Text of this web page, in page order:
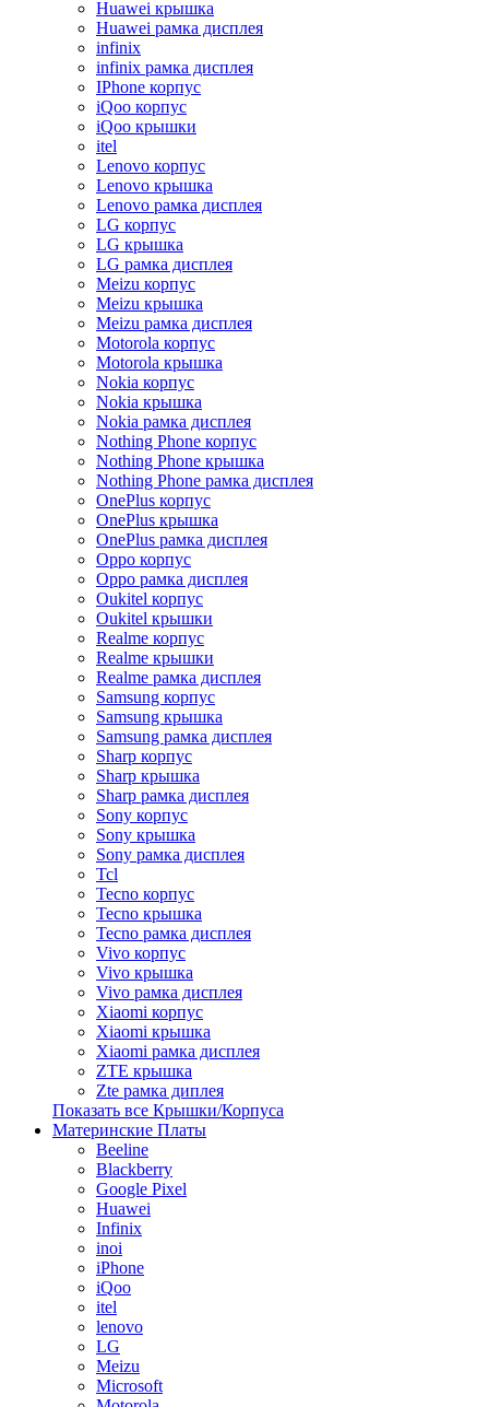
Huawei крышка
Huawei рамка дисплея
infinix
infinix рамка дисплея
IPhone корпус
iQoo корпус
iQoo крышки
itel
Lenovo корпус
Lenovo крышка
Lenovo рамка дисплея
LG корпус
LG крышка
LG рамка дисплея
Meizu корпус
Meizu крышка
Meizu рамка дисплея
Motorola корпус
Motorola крышка
Nokia корпус
Nokia крышка
Nokia рамка дисплея
Nothing Phone корпус
Nothing Phone крышка
Nothing Phone рамка дисплея
OnePlus корпус
OnePlus крышка
OnePlus рамка дисплея
Oppo корпус
Oppo рамка дисплея
Oukitel корпус
Oukitel крышки
Realme корпус
Realme крышки
Realme рамка дисплея
Samsung корпус
Samsung крышка
Samsung рамка дисплея
Sharp корпус
Sharp крышка
Sharp рамка дисплея
Sony корпус
Sony крышка
Sony рамка дисплея
Tcl
Tecno корпус
Tecno крышка
Tecno рамка дисплея
Vivo корпус
Vivo крышка
Vivo рамка дисплея
Xiaomi корпус
Xiaomi крышка
Xiaomi рамка дисплея
ZTE крышка
Zte рамка диплея
Показать все Крышки/Корпуса
Материнские Платы
Beeline
Blackberry
Google Pixel
Huawei
Infinix
inoi
iPhone
iQoo
itel
lenovo
LG
Meizu
Microsoft